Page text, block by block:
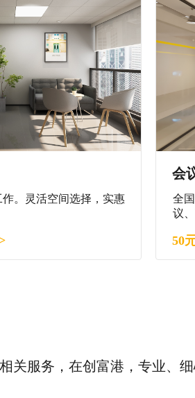
。灵活空间选择，实惠
会
全
议
50
关服务，在创富港，专业、